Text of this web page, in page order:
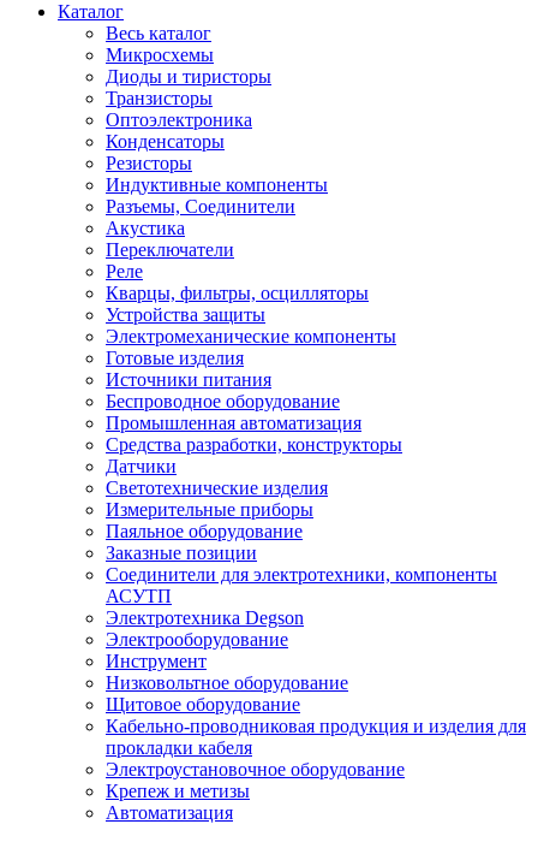
Каталог
Весь каталог
Микросхемы
Диоды и тиристоры
Транзисторы
Оптоэлектроника
Конденсаторы
Резисторы
Индуктивные компоненты
Разъемы, Соединители
Акустика
Переключатели
Реле
Кварцы, фильтры, осцилляторы
Устройства защиты
Электромеханические компоненты
Готовые изделия
Источники питания
Беспроводное оборудование
Промышленная автоматизация
Средства разработки, конструкторы
Датчики
Светотехнические изделия
Измерительные приборы
Паяльное оборудование
Заказные позиции
Соединители для электротехники, компоненты
АСУТП
Электротехника Degson
Электрооборудование
Инструмент
Низковольтное оборудование
Щитовое оборудование
Кабельно-проводниковая продукция и изделия для
прокладки кабеля
Электроустановочное оборудование
Крепеж и метизы
Автоматизация